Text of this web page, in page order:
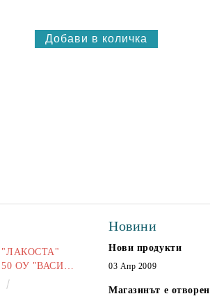
ОУ "ВАСИЛ
Новини
Нови продукти
03 Апр 2009
Магазинът е отворен